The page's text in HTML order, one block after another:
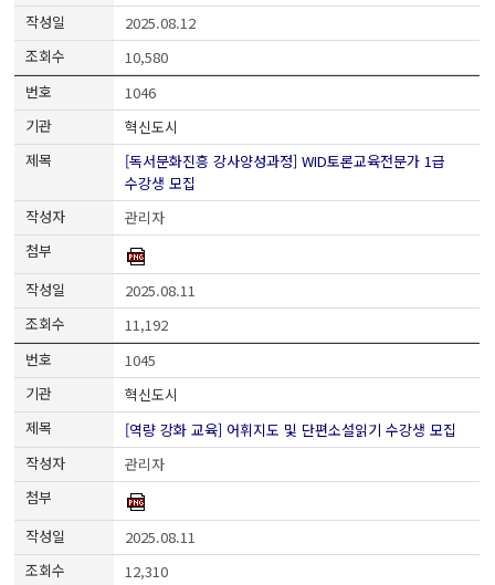
2025.08.12
10,580
1046
혁신도시
[독서문화진흥 강사양성과정] WID토론교육전문가 1급
수강생 모집
관리자
2025.08.11
11,192
1045
혁신도시
[역량 강화 교육] 어휘지도 및 단편소설읽기 수강생 모집
관리자
2025.08.11
12,310